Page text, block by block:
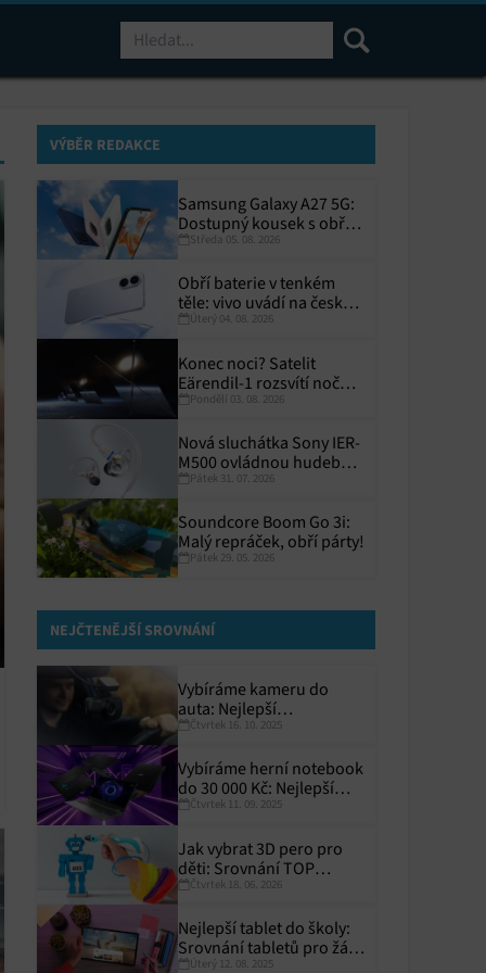
VÝBĚR REDAKCE
Samsung Galaxy A27 5G:
Dostupný kousek s obřím
displejem
Středa 05. 08. 2026
Obří baterie v tenkém
těle: vivo uvádí na český
trh V70 Lite 5G
Úterý 04. 08. 2026
Konec noci? Satelit
Eärendil-1 rozsvítí noční
Zemi
Pondělí 03. 08. 2026
Nová sluchátka Sony IER-
M500 ovládnou hudební
pódia!
Pátek 31. 07. 2026
Soundcore Boom Go 3i:
Malý repráček, obří párty!
Pátek 29. 05. 2026
NEJČTENĚJŠÍ SROVNÁNÍ
Vybíráme kameru do
auta: Nejlepší
autokamery roku 2025
Čtvrtek 16. 10. 2025
Vybíráme herní notebook
do 30 000 Kč: Nejlepší
modely pro rok 2025
Čtvrtek 11. 09. 2025
Jak vybrat 3D pero pro
děti: Srovnání TOP
modelů
Čtvrtek 18. 06. 2026
Nejlepší tablet do školy:
Srovnání tabletů pro žáky
a studenty
Úterý 12. 08. 2025